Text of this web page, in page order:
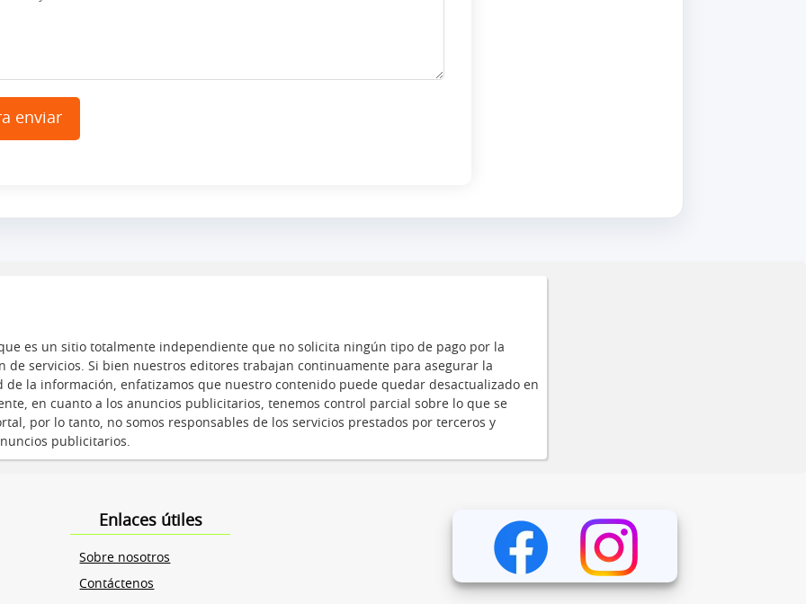
enviar
es un sitio totalmente independiente que no solicita ningún tipo de pago por la
de servicios. Si bien nuestros editores trabajan continuamente para asegurar la
de la información, enfatizamos que nuestro contenido puede quedar desactualizado en
en cuanto a los anuncios publicitarios, tenemos control parcial sobre lo que se
por lo tanto, no somos responsables de los servicios prestados por terceros y
publicitarios.
Enlaces útiles
Sobre nosotros
Contáctenos